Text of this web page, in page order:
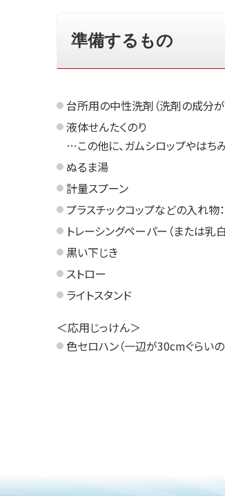
準備するもの
台所用の中性洗剤（洗剤の成分が
液体せんたくのり
…この他に、ガムシロップやはち
ぬるま湯
計量スプーン
プラスチックコップなどの入れ物
トレーシングペーパー（または乳
黒い下じき
ストロー
ライトスタンド
＜応用じっけん＞
色セロハン（一辺が30cmぐらいの